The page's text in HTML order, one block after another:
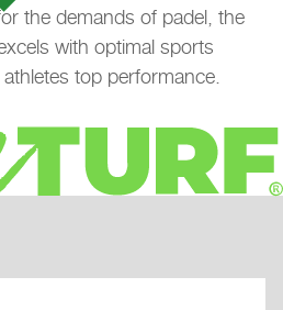
the demands of padel, the
with optimal sports
top performance.